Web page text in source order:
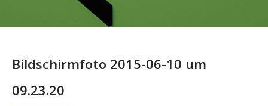
Bildschirmfoto 2015-06-10 um
09.23.20